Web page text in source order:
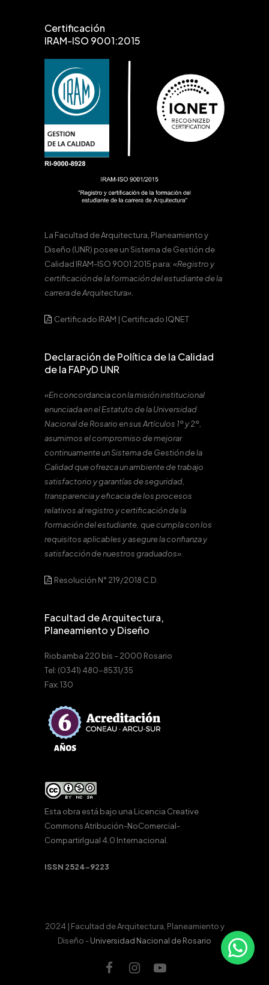
Certificación
IRAM-ISO 9001:2015
La Facultad de Arquitectura, Planeamiento y
Diseño (UNR) posee un Sistema de Gestión de
Calidad IRAM-ISO 9001:2015 para:«Registro y
certificación de la formación del estudiante de la
carrera de Arquitectura».
Certificado IRAM | Certificado IQNET
Declaración de Política de la Calidad
de la FAPyD UNR
«En concordancia con la misión institucional
enunciada en el Estatuto de la Universidad
Nacional de Rosario en sus Artículos 1º y 2º,
asumimos el compromiso de mejorar
continuamente un Sistema de Gestión de la
Calidad que ofrezca un ambiente de trabajo
satisfactorio y garantías de seguridad,
transparencia y eficacia de los procesos
relativos al registro y certificación de la
formación del estudiante, que cumpla con los
requisitos aplicables y asegure la confianza y
satisfacción de nuestros graduados».
Resolución N° 219/2018 C.D.
Facultad de Arquitectura,
Planeamiento y Diseño
Riobamba 220 bis – 2000 Rosario
Tel: (0341) 480-8531/35
Fax: 130
Esta obra está bajo una Licencia Creative
Commons Atribución-NoComercial-
CompartirIgual 4.0 Internacional.
ISSN 2524-9223
2024 | Facultad de Arquitectura, Planeamiento y
Diseño -Universidad Nacional de Rosario